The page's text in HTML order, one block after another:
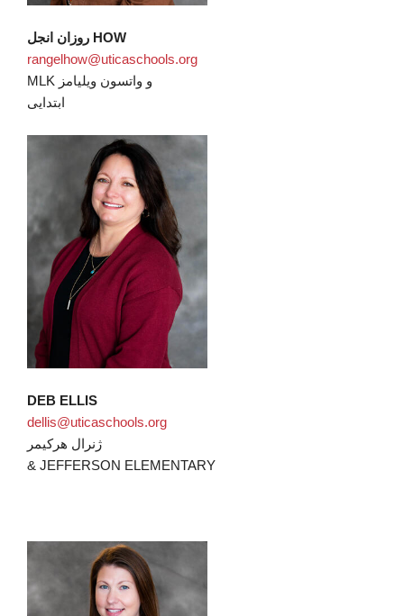
روزان انجل HOW
rangelhow@uticaschools.org
MLK و واتسون ویلیامز
ابتدایی
DEB ELLIS
dellis@uticaschools.org
ژنرال هرکیمر
& JEFFERSON ELEMENTARY